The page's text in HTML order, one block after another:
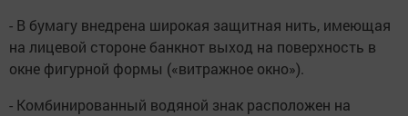
- В бумагу внедрена широкая защитная нить, имеющая
на лицевой стороне банкнот выход на поверхность в
окне фигурной формы («витражное окно»).
- Комбинированный водяной знак расположен на